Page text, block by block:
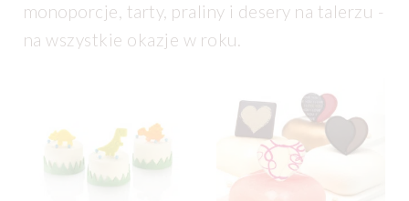
monoporcje, tarty, praliny i desery na talerzu -
na wszystkie okazje w roku.